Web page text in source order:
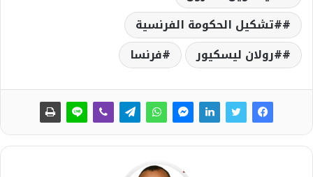
#تشكيل الحكومة الفرنسية
#رولان ليسكيور
فرنسا